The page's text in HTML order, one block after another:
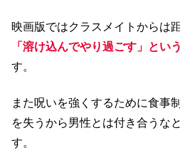
映画版ではクラスメイトからは
「溶け込んでやり過ごす」とい
す。
また呪いを強くするために食事
を失うから男性とは付き合うな
す。